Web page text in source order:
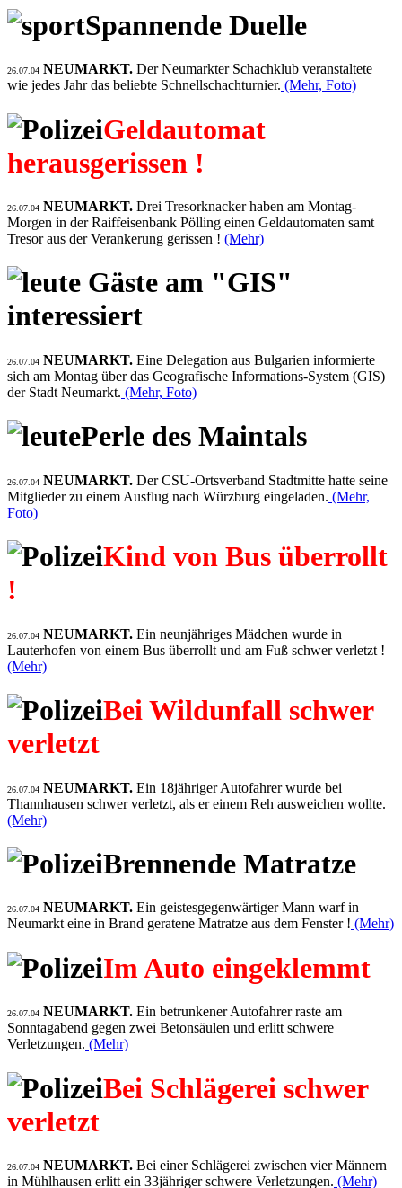
Spannende Duelle
26.07.04 NEUMARKT. Der Neumarkter Schachklub veranstaltete
wie jedes Jahr das beliebte Schnellschachturnier. (Mehr, Foto)
Geldautomat
herausgerissen !
26.07.04 NEUMARKT. Drei Tresorknacker haben am Montag-
Morgen in der Raiffeisenbank Pölling einen Geldautomaten samt
Tresor aus der Verankerung gerissen ! (Mehr)
Gäste am "GIS"
interessiert
26.07.04 NEUMARKT. Eine Delegation aus Bulgarien informierte
sich am Montag über das Geografische Informations-System (GIS)
der Stadt Neumarkt. (Mehr, Foto)
Perle des Maintals
26.07.04 NEUMARKT. Der CSU-Ortsverband Stadtmitte hatte seine
Mitglieder zu einem Ausflug nach Würzburg eingeladen. (Mehr,
Foto)
Kind von Bus überrollt
!
26.07.04 NEUMARKT. Ein neunjähriges Mädchen wurde in
Lauterhofen von einem Bus überrollt und am Fuß schwer verletzt !
(Mehr)
Bei Wildunfall schwer
verletzt
26.07.04 NEUMARKT. Ein 18jähriger Autofahrer wurde bei
Thannhausen schwer verletzt, als er einem Reh ausweichen wollte.
(Mehr)
Brennende Matratze
26.07.04 NEUMARKT. Ein geistesgegenwärtiger Mann warf in
Neumarkt eine in Brand geratene Matratze aus dem Fenster ! (Mehr)
Im Auto eingeklemmt
26.07.04 NEUMARKT. Ein betrunkener Autofahrer raste am
Sonntagabend gegen zwei Betonsäulen und erlitt schwere
Verletzungen. (Mehr)
Bei Schlägerei schwer
verletzt
26.07.04 NEUMARKT. Bei einer Schlägerei zwischen vier Männern
in Mühlhausen erlitt ein 33jähriger schwere Verletzungen. (Mehr)